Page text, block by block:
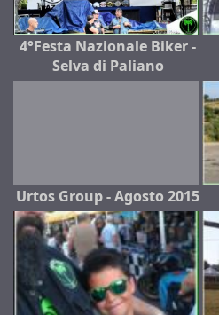
4°Festa Nazionale Biker -
Selva di Paliano
Urtos Group - Agosto 2015